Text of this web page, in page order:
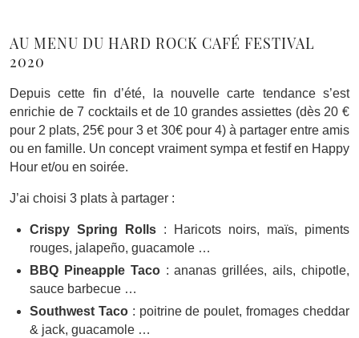
AU MENU DU HARD ROCK CAFÉ FESTIVAL
2020
Depuis cette fin d’été, la nouvelle carte tendance s’est
enrichie de 7 cocktails et de 10 grandes assiettes (dès 20 €
pour 2 plats, 25€ pour 3 et 30€ pour 4) à partager entre amis
ou en famille. Un concept vraiment sympa et festif en Happy
Hour et/ou en soirée.
J’ai choisi 3 plats à partager :
Crispy Spring Rolls : Haricots noirs, maïs, piments
rouges, jalapeño, guacamole …
BBQ Pineapple Taco: ananas grillées, ails, chipotle,
sauce barbecue …
Southwest Taco: poitrine de poulet, fromages cheddar
& jack, guacamole …